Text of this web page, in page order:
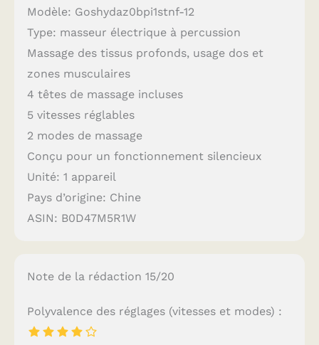
Modèle: Goshydaz0bpi1stnf-12
Type: masseur électrique à percussion
Massage des tissus profonds, usage dos et
zones musculaires
4 têtes de massage incluses
5 vitesses réglables
2 modes de massage
Conçu pour un fonctionnement silencieux
Unité: 1 appareil
Pays d’origine: Chine
ASIN: B0D47M5R1W
Note de la rédaction 15/20
Polyvalence des réglages (vitesses et modes) :